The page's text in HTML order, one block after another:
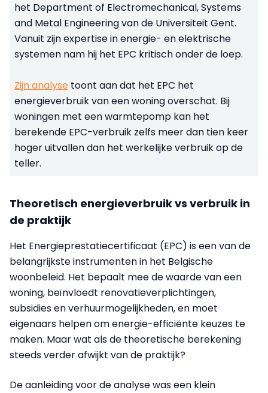
het Department of Electromechanical, Systems
and Metal Engineering van de Universiteit Gent.
Vanuit zijn expertise in energie- en elektrische
systemen nam hij het EPC kritisch onder de loep.
Zijn analyse toont aan dat het EPC het
energieverbruik van een woning overschat. Bij
woningen met een warmtepomp kan het
berekende EPC-verbruik zelfs meer dan tien keer
hoger uitvallen dan het werkelijke verbruik op de
teller.
Theoretisch energieverbruik vs verbruik in
de praktijk
Het Energieprestatiecertificaat (EPC) is een van de
belangrijkste instrumenten in het Belgische
woonbeleid. Het bepaalt mee de waarde van een
woning, beïnvloedt renovatieverplichtingen,
subsidies en verhuurmogelijkheden, en moet
eigenaars helpen om energie-efficiënte keuzes te
maken. Maar wat als de theoretische berekening
steeds verder afwijkt van de praktijk?
De aanleiding voor de analyse was een klein